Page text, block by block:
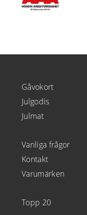
Gåvokort
Julgodis
Julmat
Vanliga frågor
Kontakt
Varumärken
Topp 20